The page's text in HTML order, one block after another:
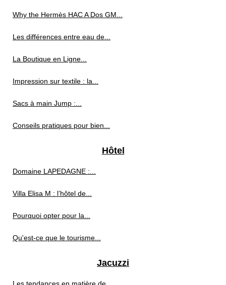
Why the Hermès HAC A Dos GM...
Les différences entre eau de...
La Boutique en Ligne...
Impression sur textile : la...
Sacs à main Jump :...
Conseils pratiques pour bien...
Hôtel
Domaine LAPEDAGNE :...
Villa Elisa M : l’hôtel de...
Pourquoi opter pour la...
Qu'est-ce que le tourisme...
Jacuzzi